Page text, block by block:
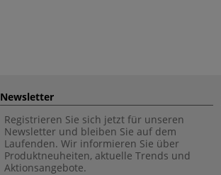
Newsletter
Registrieren Sie sich jetzt für unseren
Newsletter und bleiben Sie auf dem
Laufenden. Wir informieren Sie über
Produktneuheiten, aktuelle Trends und
Aktionsangebote.